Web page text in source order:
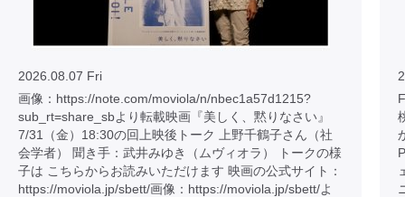
2026.08.07 Fri
画像：https://note.com/moviola/n/nbec1a57d1215?
sub_rt=share_sbより転載映画『美しく、黙りなさい』
7/31（金）18:30の回上映後トーク 上野千鶴子さん（社
会学者） 聞き手：武井みゆき（ムヴィオラ） トークの様
子は こちらからお読みいただけます 映画の公式サイト：
https://moviola.jp/sbett/画像：https://moviola.jp/sbett/よ